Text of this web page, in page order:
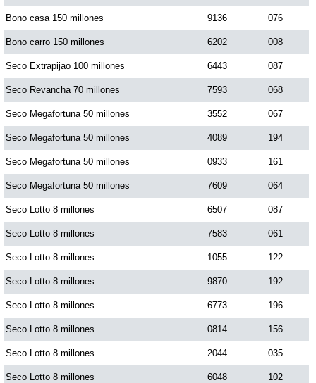
Dorado Noche
Fantástica Día
Fantástica Noche
Motilon Tarde
Motilon Noche
Paisita Día
Paisita Noche
Paisita 3
Bono casa 150 millones 9136 076
Bono carro 150 millones 6202 008
Seco Extrapijao 100 millones 6443 087
Seco Revancha 70 millones 7593 068
Seco Megafortuna 50 millones 3552 067
Seco Megafortuna 50 millones 4089 194
Seco Megafortuna 50 millones 0933 161
Seco Megafortuna 50 millones 7609 064
Seco Lotto 8 millones 6507 087
Seco Lotto 8 millones 7583 061
Seco Lotto 8 millones 1055 122
Seco Lotto 8 millones 9870 192
Seco Lotto 8 millones 6773 196
Seco Lotto 8 millones 0814 156
Seco Lotto 8 millones 2044 035
Seco Lotto 8 millones 6048 102